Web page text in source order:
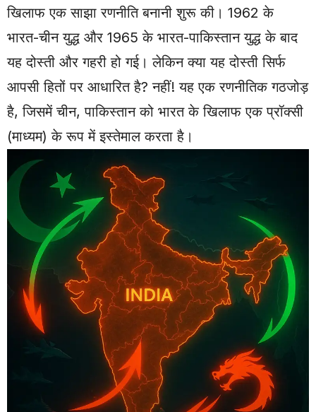
खिलाफ एक साझा रणनीति बनानी शुरू की। 1962 के
भारत-चीन युद्ध और 1965 के भारत-पाकिस्तान युद्ध के बाद
यह दोस्ती और गहरी हो गई। लेकिन क्या यह दोस्ती सिर्फ
आपसी हितों पर आधारित है? नहीं! यह एक रणनीतिक गठजोड़
है, जिसमें चीन, पाकिस्तान को भारत के खिलाफ एक प्रॉक्सी
(माध्यम) के रूप में इस्तेमाल करता है।